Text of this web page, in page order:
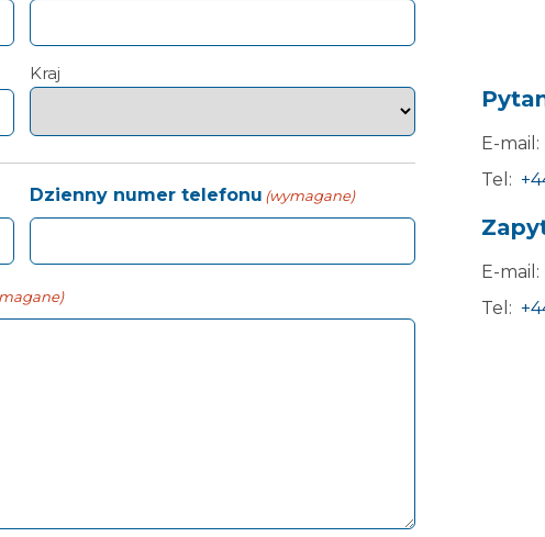
Kraj
Dzienny numer telefonu (wymagane)
E-mail:
Tel:
E-mail:
Tel: